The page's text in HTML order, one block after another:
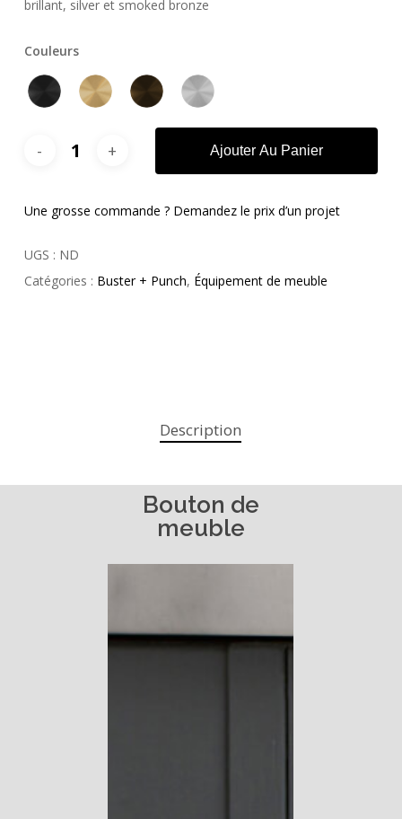
brillant, silver et smoked bronze
Couleurs
Ajouter Au Panier
Une grosse commande ? Demandez le prix d’un projet
UGS : ND
Catégories : Buster + Punch, Équipement de meuble
Description
Bouton de
meuble